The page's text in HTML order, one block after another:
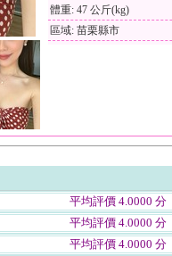
體重: 47 公斤(kg)
區域: 苗栗縣市
平均評價 4.0000 分
平均評價 4.0000 分
平均評價 4.0000 分